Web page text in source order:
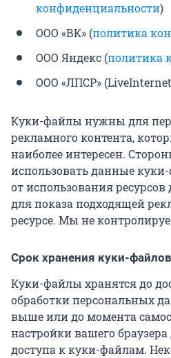
конфиденциальности)
ООО «ВК» (политика
ООО Яндекс (политика
ООО «ЛПСР»
Куки-файлы нужны для
рекламного контента,
наиболее интересен.
использовать данные
от использования ресурсов
для показа подходящей
ресурсе. Мы не
Срок хранения куки-
Куки-файлы хранятся до
обработки персональных
выше или до момента
настройки вашего
доступа к куки-файлам.